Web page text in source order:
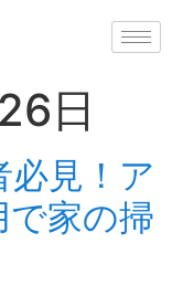
日
見！ア
で家の掃